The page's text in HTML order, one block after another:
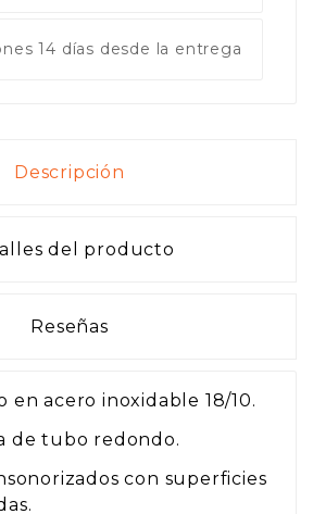
14 días desde la entrega
Descripción
del producto
Reseñas
en acero inoxidable 18/10.
de tubo redondo.
con superficies